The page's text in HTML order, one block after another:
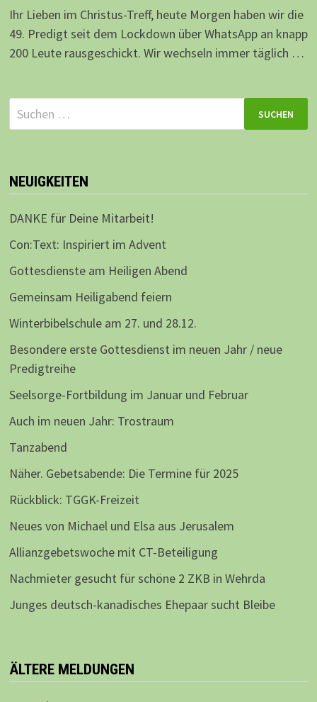
Ihr Lieben im Christus-Treff, heute Morgen haben wir die
49. Predigt seit dem Lockdown über WhatsApp an knapp
200 Leute rausgeschickt. Wir wechseln immer täglich …
Suchen
nach:
NEUIGKEITEN
DANKE für Deine Mitarbeit!
Con:Text: Inspiriert im Advent
Gottesdienste am Heiligen Abend
Gemeinsam Heiligabend feiern
Winterbibelschule am 27. und 28.12.
Besondere erste Gottesdienst im neuen Jahr / neue
Predigtreihe
Seelsorge-Fortbildung im Januar und Februar
Auch im neuen Jahr: Trostraum
Tanzabend
Näher. Gebetsabende: Die Termine für 2025
Rückblick: TGGK-Freizeit
Neues von Michael und Elsa aus Jerusalem
Allianzgebetswoche mit CT-Beteiligung
Nachmieter gesucht für schöne 2 ZKB in Wehrda
Junges deutsch-kanadisches Ehepaar sucht Bleibe
ÄLTERE MELDUNGEN